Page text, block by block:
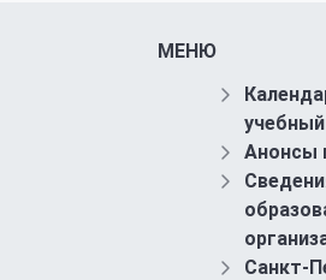
МЕНЮ
Анонсы
Санкт-